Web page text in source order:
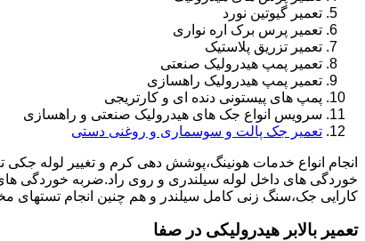
تعمیر گیوتین نورد
تعمیر پرس برک اره نواری
تعمیر تزریق پلاستیک
تعمیر پمپ هیدرولیک صنعتی
تعمیر پمپ هیدرولیک راهسازی
پمپ های پیستونی دنده ای و کارتریجی
سرویس انواع جک های هیدرولیک صنعتی و راهسازی
تعمیر جک پالت و سوسماری و روغنی دستی
انجام انواع خدمات هونینگ،پوشش دهی کرم و تغییر لوله
خوردگی های داخل لوله سیلندری و روی راد.ضربه خوردگی های
کارایی جک،سنگ زنی کامل سیلندر و هم چنین انجام
تعمیر بالابر هیدرولیکی در صفا